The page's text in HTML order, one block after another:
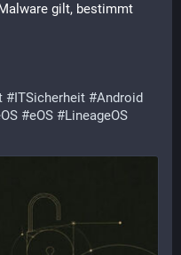
gilt, bestimmt
#ITSicherheit #Android
#eOS #LineageOS